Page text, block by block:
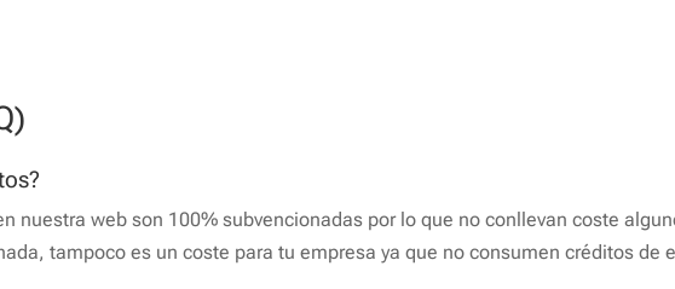
nuestra web son 100% subvencionadas por lo que no conllevan coste
tampoco es un coste para tu empresa ya que no consumen créditos de